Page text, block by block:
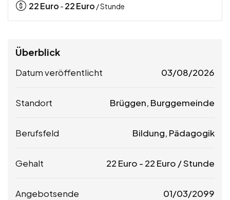
22Euro - 22Euro / Stunde
Überblick
Datum veröffentlicht 03/08/2026
Standort Brüggen, Burggemeinde
Berufsfeld Bildung, Pädagogik
Gehalt 22 Euro - 22 Euro / Stunde
Angebotsende 01/03/2099